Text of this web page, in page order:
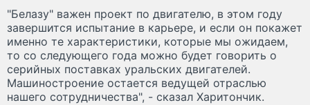
"Белазу" важен проект по двигателю, в этом году
завершится испытание в карьере, и если он покажет
именно те характеристики, которые мы ожидаем,
то со следующего года можно будет говорить о
серийных поставках уральских двигателей.
Машиностроение остается ведущей отраслью
нашего сотрудничества", - сказал Харитончик.